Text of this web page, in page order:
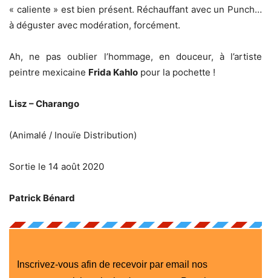
« caliente » est bien présent. Réchauffant avec un Punch…
à déguster avec modération, forcément.
Ah, ne pas oublier l’hommage, en douceur, à l’artiste
peintre mexicaine Frida Kahlo pour la pochette !
Lisz – Charango
(Animalé / Inouïe Distribution)
Sortie le 14 août 2020
Patrick Bénard
Inscrivez-vous afin de recevoir par email nos